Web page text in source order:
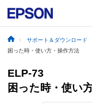
サポート＆ダウンロード
困った時・使い方・操作方法
ELP-73
困った時・使い